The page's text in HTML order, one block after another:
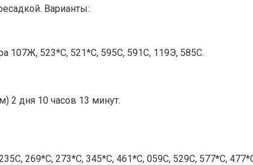
Варианты:
107Ж, 523*С, 521*С, 595С, 591С, 119Э, 585С.
2 дня 10 часов 13 минут.
269*С, 273*С, 345*С, 461*С, 059С, 529С, 577*С,